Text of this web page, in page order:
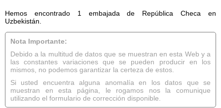
Hemos encontrado 1 embajada de República Checa en
Uzbekistán.
Nota Importante:
Debido a la multitud de datos que se muestran en esta Web y a
las constantes variaciones que se pueden producir en los
mismos, no podemos garantizar la certeza de estos.
Si usted encuentra alguna anomalía en los datos que se
muestran en esta página, le rogamos nos la comunique
utilizando el formulario de corrección disponible.